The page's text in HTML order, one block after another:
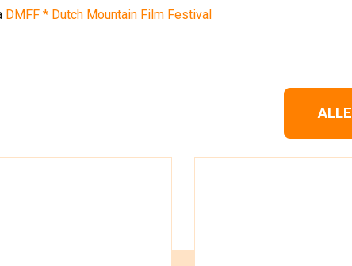
DMFF * Dutch Mountain Film Festival